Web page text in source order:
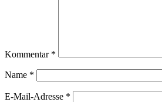
Kommentar *
Name *
E-Mail-Adresse *